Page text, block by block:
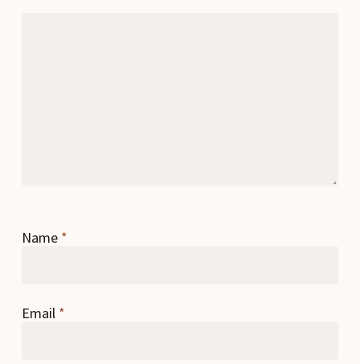
Name *
Email *